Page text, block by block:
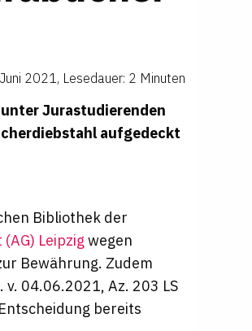
2021, Lesedauer: 2 Minuten
Jurastudierenden
aufgedeckt
Bibliothek der
Leipzig wegen
Bewährung. Zudem
04.06.2021, Az. 203 LS
bereits